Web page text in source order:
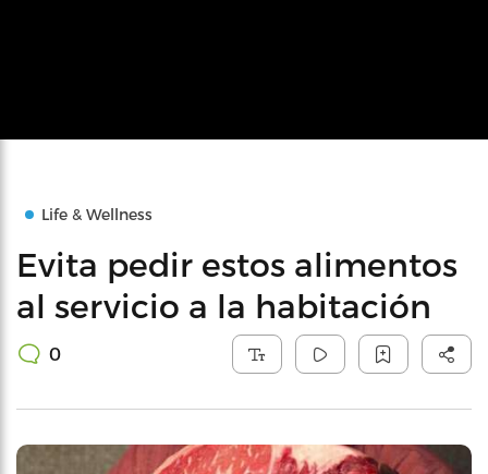
Life & Wellness
Evita pedir estos alimentos
al servicio a la habitación
0